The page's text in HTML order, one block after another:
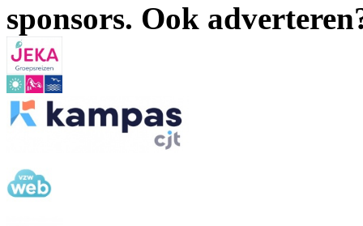
sponsors. Ook